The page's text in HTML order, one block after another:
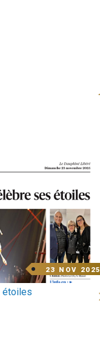
decodate
DATE
DE
23 NOV 2025
étoiles